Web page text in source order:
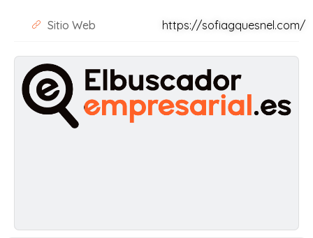
Sitio Web https://sofiagquesnel.com/